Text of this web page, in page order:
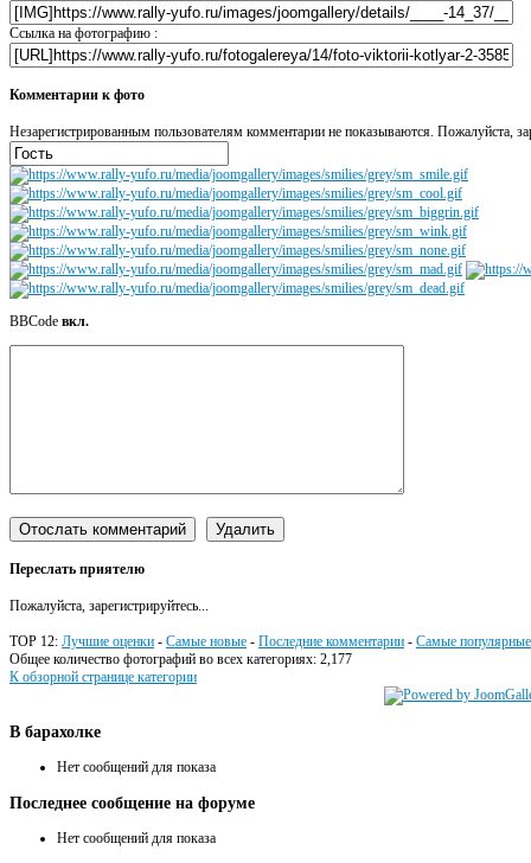
Ссылка на фотографию :
Комментарии к фото
Незарегистрированным пользователям комментарии не показываются. Пожалуйста,
BBCode вкл.
Переслать приятелю
Пожалуйста, зарегистрируйтесь...
TOP 12: Лучшие оценки - Самые новые - Последние комментарии - Самые популярные
Общее количество фотографий во всех категориях: 2,177
К обзорной странице категории
В барахолке
Нет сообщений для показа
Последнее сообщение на форуме
Нет сообщений для показа